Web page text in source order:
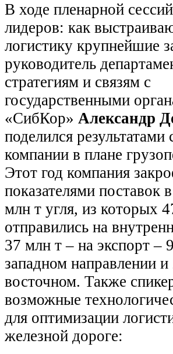
В ходе пленарной
лидеров: как
логистику крупнейшие
руководитель
стратегиям и связям с
государственными
«СибКор» Александр
поделился результатами
компании в плане
Этот год компания
показателями поставок
млн т угля, из которых
отправились на
37 млн т – на экспорт –
западном направлении
восточном. Также
возможные
для оптимизации
железной дороге: